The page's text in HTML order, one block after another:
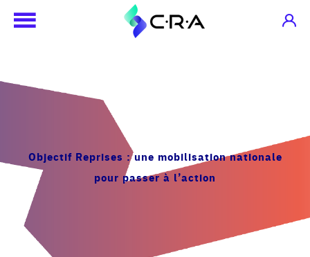
Objectif Reprises : une mobilisation nationale
pour passer à l’action